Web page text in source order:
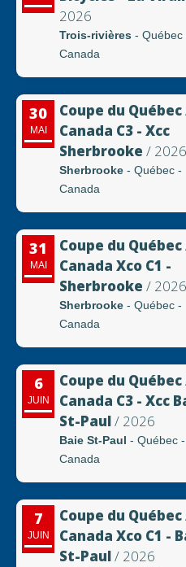
2026
Trois-rivières - Québec
Canada
30
MAI
Coupe du Québec
Canada C3 - Xcc
Sherbrooke / 2026
Sherbrooke - Québec -
Canada
31
MAI
Coupe du Québec
Canada Xco C1 -
Sherbrooke / 2026
Sherbrooke - Québec -
Canada
6
JUIN
Coupe du Québec
Canada C3 - Xcc
St-Paul/ 2026
Baie St-Paul - Québec -
Canada
7
JUIN
Coupe du Québec
Canada Xco C1 -
St-Paul/ 2026